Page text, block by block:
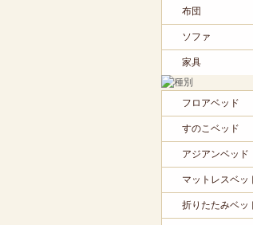
布団
ソファ
家具
フロアベッド
すのこベッド
アジアンベッド
マットレスベッ
折りたたみベッ